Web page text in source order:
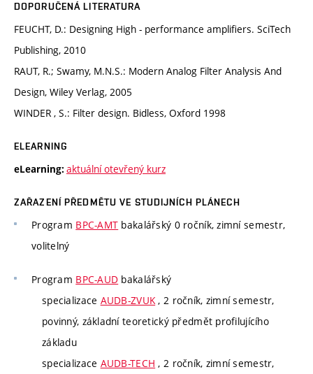
DOPORUČENÁ LITERATURA
FEUCHT, D.: Designing High - performance amplifiers. SciTech
Publishing, 2010
RAUT, R.; Swamy, M.N.S.: Modern Analog Filter Analysis And
Design, Wiley Verlag, 2005
WINDER , S.: Filter design. Bidless, Oxford 1998
ELEARNING
eLearning: aktuální otevřený kurz
ZAŘAZENÍ PŘEDMĚTU VE STUDIJNÍCH PLÁNECH
Program BPC-AMT bakalářský 0 ročník, zimní semestr,
volitelný
Program BPC-AUD bakalářský
specializace AUDB-ZVUK , 2 ročník, zimní semestr,
povinný, základní teoretický předmět profilujícího
základu
specializace AUDB-TECH , 2 ročník, zimní semestr,